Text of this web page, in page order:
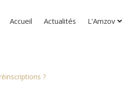
Accueil Actualités L’Amzov
?